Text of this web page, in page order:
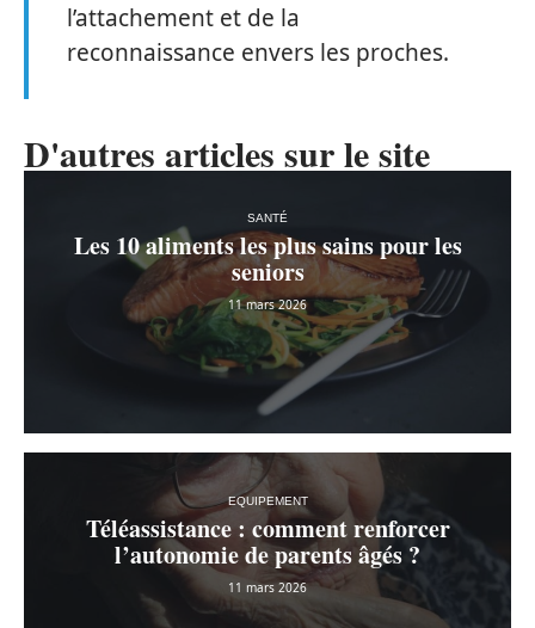
l’attachement et de la
reconnaissance envers les proches.
D'autres articles sur le site
SANTÉ
Les 10 aliments les plus sains pour les
seniors
11 mars 2026
EQUIPEMENT
Téléassistance : comment renforcer
l’autonomie de parents âgés ?
11 mars 2026